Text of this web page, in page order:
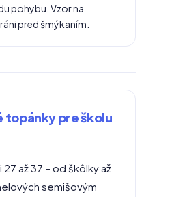
pohybu. Vzor na
pred šmýkaním.
topánky pre školu
až 37 – od škôlky až
semišovým